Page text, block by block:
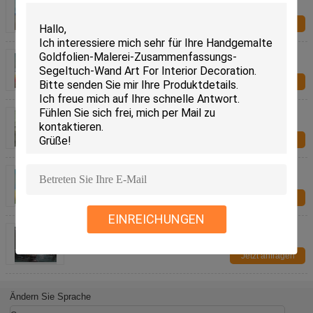
EINREICHUNGEN
Boots-Ölgemälde-Segelboot-Segeltuch Art For
Parlour Sonnenaufgang Senery orange
Helles handgemaltes Boots-Ölgemälde bei Ebbe,
moderne abstrakte Segeltuch-Kunst
Sonnenuntergang-Landschaftsmalerei
Zusammenfassungs-Haus-Boots-Dock-Segeltuch-
Jetzt anfragen
Ändern Sie Sprache